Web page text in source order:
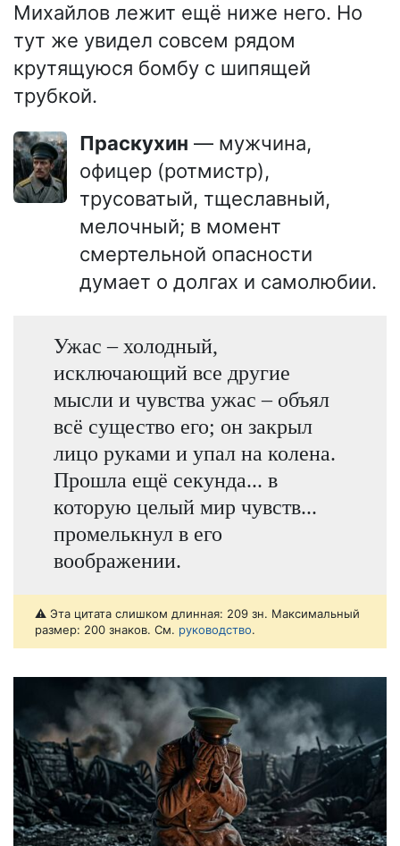
Михайлов лежит ещё ниже него. Но
тут же увидел совсем рядом
крутящуюся бомбу с шипящей
трубкой.
Праскухин — мужчина,
офицер (ротмистр),
трусоватый, тщеславный,
мелочный; в момент
смертельной опасности
думает о долгах и самолюбии.
Ужас – холодный,
исключающий все другие
мысли и чувства ужас – объял
всё существо его; он закрыл
лицо руками и упал на колена.
Прошла ещё секунда... в
которую целый мир чувств...
промелькнул в его
воображении.
⚠️ Эта цитата слишком длинная: 209 зн. Максимальный
размер: 200 знаков. См. руководство.